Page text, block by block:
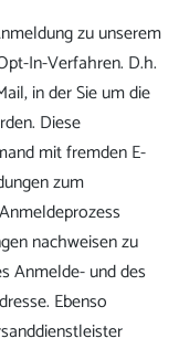
zu unserem
In-Verfahren. D.h.
in der Sie um die
Diese
mit fremden E-
zum
nachweisen zu
Anmelde- und des
Ebenso